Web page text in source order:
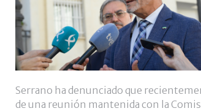
Serrano ha denunciado que
de una reunión mantenida con la